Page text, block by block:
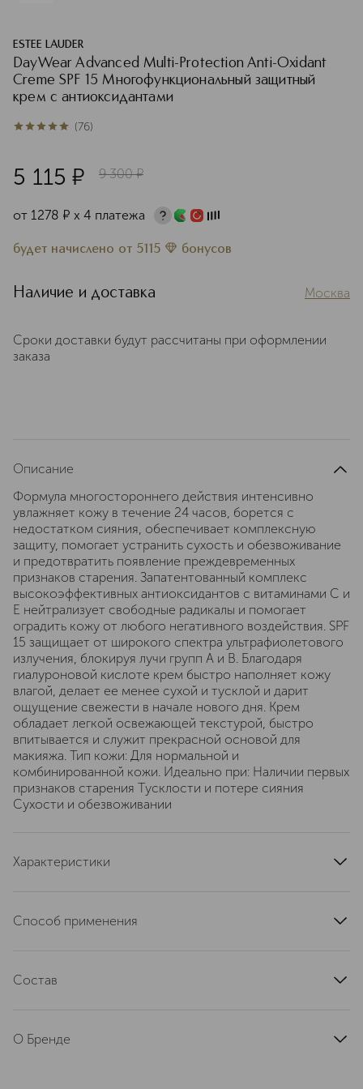
ESTEE LAUDER
DayWear Advanced Multi-Protection Anti-Oxidant
Creme SPF 15 Многофункциональный защитный
крем c антиоксидантами
4.9из 576 (76)
5 115 ¤ 9 300 ¤
от 1278 ¤ х 4 платежа
будет начислено от 5115 бонусов
Наличие и доставка Москва
Сроки доставки будут рассчитаны при оформлении
заказа
Описание
Формула многостороннего действия интенсивно
увлажняет кожу в течение 24 часов, борется с
недостатком сияния, обеспечивает комплексную
защиту, помогает устранить сухость и обезвоживание
и предотвратить появление преждевременных
признаков старения. Запатентованный комплекс
высокоэффективных антиоксидантов с витаминами C и
E нейтрализует свободные радикалы и помогает
оградить кожу от любого негативного воздействия. SPF
15 защищает от широкого спектра ультрафиолетового
излучения, блокируя лучи групп A и B. Благодаря
гиалуроновой кислоте крем быстро наполняет кожу
влагой, делает ее менее сухой и тусклой и дарит
ощущение свежести в начале нового дня. Крем
обладает легкой освежающей текстурой, быстро
впитывается и служит прекрасной основой для
макияжа. Тип кожи: Для нормальной и
комбинированной кожи. Идеально при: Наличии первых
признаков старения Тусклости и потере сияния
Сухости и обезвоживании
Характеристики
Способ применения
Состав
Methoxydibenzoylmethane, Polyester-8, Cetyl Ricinoleate,
О Бренде